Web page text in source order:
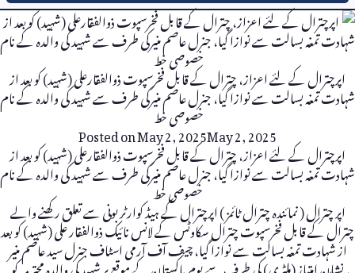
اپرچترال کے لئے اعزاز، چترال کے قابل فخرسپوت ذوالفقارعلی (شہید) کو بعد از
شہادت تمغہ بسالت سے نوازا گیا، جنرل عاصم منیرکی طرف سے شہید کی والدہ کے نام
خصوصی خط
Posted onMay 2, 2025May 2, 2025
اپرچترال کے لئے اعزاز، چترال کے قابل فخرسپوت ذوالفقارعلی (شہید) کو بعد از
شہادت تمغہ بسالت سے نوازا گیا، جنرل عاصم منیرکی طرف سے شہید کی والدہ کے نام
خصوصی خط
اپر چترال ( نمائندہ چترال ٹائمز ) اپرچترال کے ہیڈ کوارٹر بونی سے تعلق رکھنے والے
چترال کے قابل فخرسپوت چترال سکاوٹس کے لانس نائیک ذوالفقار علی (شہید) کو بعد
از شہادت تمغہ بسالت سے نوازا گیا، چیف آف آرمی اسٹاف جنرل سید عاصم منیر